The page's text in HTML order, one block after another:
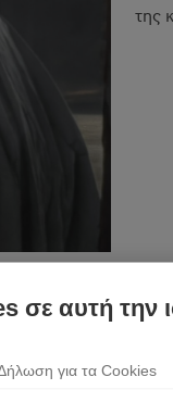
σε αυτή την
για τα Cookies
της
Ο